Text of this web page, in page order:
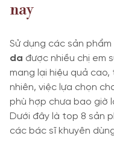
nay
Sử dụng các sản
da được nhiều chị em
mang lại hiệu quả
nhiên, việc lựa chọn
phù hợp chưa bao giờ
Dưới đây là top 8 sản
các bác sĩ khuyên